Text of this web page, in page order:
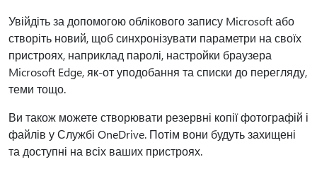
Увійдіть за допомогою облікового запису Microsoft або
створіть новий, щоб синхронізувати параметри на своїх
пристроях, наприклад паролі, настройки браузера
Microsoft Edge, як-от уподобання та списки до перегляду,
теми тощо.
Ви також можете створювати резервні копії фотографій і
файлів у Службі OneDrive. Потім вони будуть захищені
та доступні на всіх ваших пристроях.